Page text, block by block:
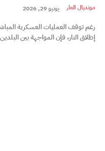
مونديال العار يونيو 29, 2026
رغم توقف العمليات العسكرية
إطلاق النار، فإن المواجهة بين